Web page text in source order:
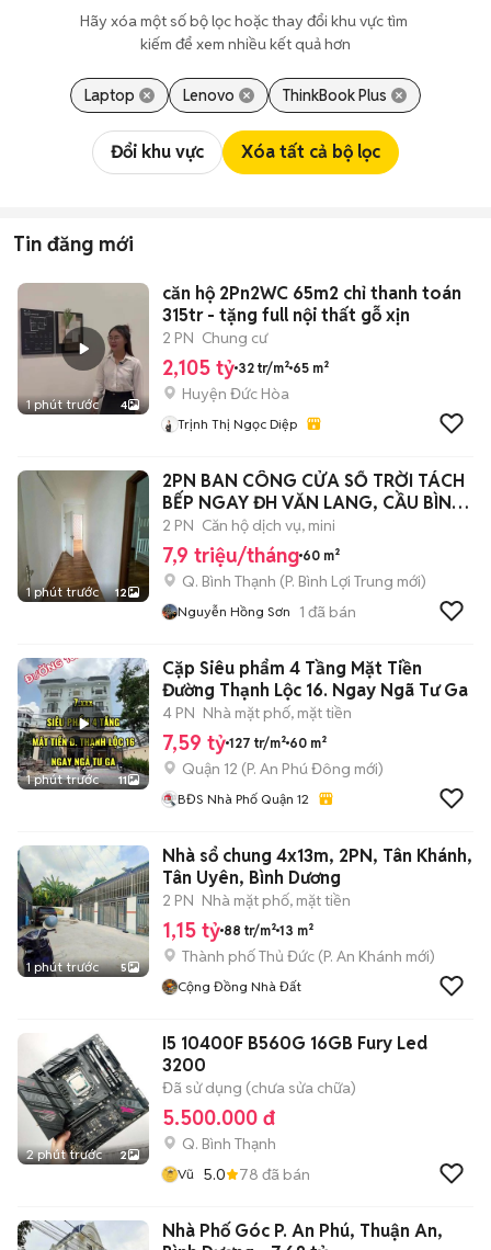
Hãy xóa một số bộ lọc hoặc thay đổi khu vực tìm
kiếm để xem nhiều kết quả hơn
Laptop Lenovo ThinkBook Plus
Đổi khu vực Xóa tất cả bộ lọc
Tin đăng mới
1 phút trước 4
căn hộ 2Pn2WC 65m2 chỉ thanh toán
315tr - tặng full nội thất gỗ xịn
2 PN Chung cư
2,105 tỷ 32 tr/m² 65 m²
Huyện Đức Hòa
Trịnh Thị Ngọc Diệp
1 phút trước 12
2PN BAN CÔNG CỬA SỔ TRỜI TÁCH
BẾP NGAY ĐH VĂN LANG, CẦU BÌNH
LỢI
2 PN Căn hộ dịch vụ, mini
7,9 triệu/tháng 60 m²
Q. Bình Thạnh (P. Bình Lợi Trung mới)
Nguyễn Hồng Sơn 1 đã bán
1 phút trước 11
Cặp Siêu phẩm 4 Tầng Mặt Tiền
Đường Thạnh Lộc 16. Ngay Ngã Tư Ga
4 PN Nhà mặt phố, mặt tiền
7,59 tỷ 127 tr/m² 60 m²
Quận 12 (P. An Phú Đông mới)
BĐS Nhà Phố Quận 12
1 phút trước 5
Nhà sổ chung 4x13m, 2PN, Tân Khánh,
Tân Uyên, Bình Dương
2 PN Nhà mặt phố, mặt tiền
1,15 tỷ 88 tr/m² 13 m²
Thành phố Thủ Đức (P. An Khánh mới)
Cộng Đồng Nhà Đất
2 phút trước 2
I5 10400F B560G 16GB Fury Led
3200
Đã sử dụng (chưa sửa chữa)
5.500.000 đ
Q. Bình Thạnh
Vũ 5.0 78 đã bán
Nhà Phố Góc P. An Phú, Thuận An,